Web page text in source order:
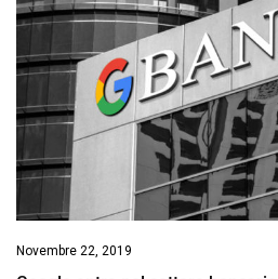
Novembre 22, 2019